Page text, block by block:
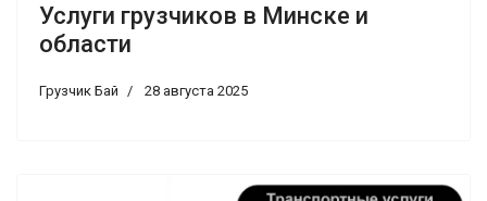
Услуги грузчиков в Минске и
области
Грузчик Бай 28 августа 2025